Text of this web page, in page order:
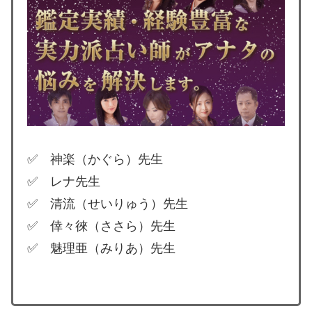
✅ 神楽（かぐら）先生
✅ レナ先生
✅ 清流（せいりゅう）先生
✅ 倖々徠（ささら）先生
✅ 魅理亜（みりあ）先生